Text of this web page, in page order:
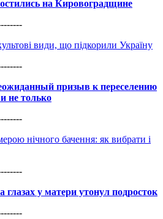
на Кировоградщине
види, що підкорили Україну
призыв к переселению
не только
нічного бачення: як вибрати і
у матери утонул подросток